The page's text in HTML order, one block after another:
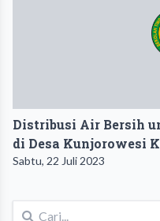
Distribusi Air Bersih
di Desa Kunjorowesi
Sabtu, 22 Juli 2023